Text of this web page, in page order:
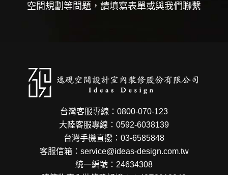
空間規劃等問題，請填寫表單或與我們聯繫
台灣客服專線：0800-070-123
大陸客服專線：0592-6038139
台灣手機直撥：03-6585848
客服信箱：service@ideas-design.com.tw
統一編號：24634308